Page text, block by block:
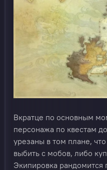
Вкратце по основным
персонажа по квестам
урезаны в том плане,
выбить с мобов, либо
Экипировка